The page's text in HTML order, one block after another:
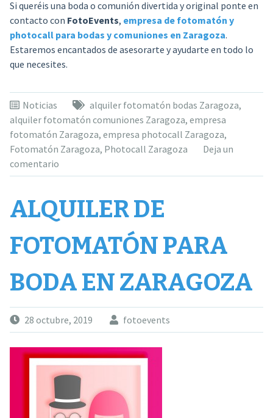
Si queréis una boda o comunión divertida y original ponte en
contacto con FotoEvents, empresa de fotomatón y
photocall para bodas y comuniones en Zaragoza.
Estaremos encantados de asesorarte y ayudarte en todo lo
que necesites.
Noticias alquiler fotomatón bodas Zaragoza,
alquiler fotomatón comuniones Zaragoza, empresa
fotomatón Zaragoza, empresa photocall Zaragoza,
Fotomatón Zaragoza, Photocall Zaragoza
Deja un
comentario
ALQUILER DE
FOTOMATÓN PARA
BODA EN ZARAGOZA
28 octubre, 2019 fotoevents